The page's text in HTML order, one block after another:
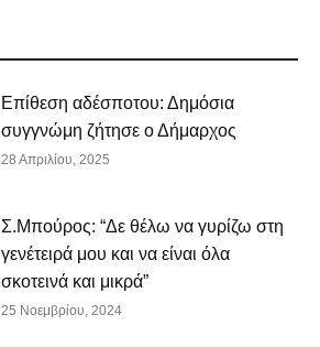
Επίθεση αδέσποτου: Δημόσια
συγγνώμη ζήτησε ο Δήμαρχος
28 Απριλίου, 2025
Σ.Μπούρος: “Δε θέλω να γυρίζω στη
γενέτειρά μου και να είναι όλα
σκοτεινά και μικρά”
25 Νοεμβρίου, 2024